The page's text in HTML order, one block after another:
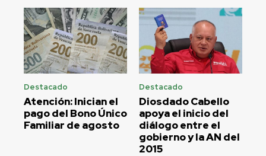
Destacado
Atención: Inician el
pago del Bono Único
Familiar de agosto
Destacado
Diosdado Cabello
apoya el inicio del
diálogo entre el
gobierno y la AN del
2015